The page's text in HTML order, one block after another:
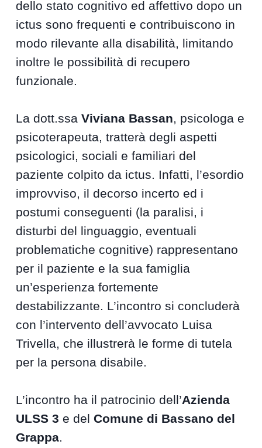
dello stato cognitivo ed affettivo dopo un
ictus sono frequenti e contribuiscono in
modo rilevante alla disabilità, limitando
inoltre le possibilità di recupero
funzionale.
La dott.ssaViviana Bassan, psicologa e
psicoterapeuta, tratterà degli aspetti
psicologici, sociali e familiari del
paziente colpito da ictus. Infatti, l’esordio
improvviso, il decorso incerto ed i
postumi conseguenti (la paralisi, i
disturbi del linguaggio, eventuali
problematiche cognitive) rappresentano
per il paziente e la sua famiglia
un’esperienza fortemente
destabilizzante. L’incontro si concluderà
con l’intervento dell’avvocato Luisa
Trivella, che illustrerà le forme di tutela
per la persona disabile.
L’incontro ha il patrocinio dell’Azienda
ULSS 3 e delComune di Bassano del
Grappa.